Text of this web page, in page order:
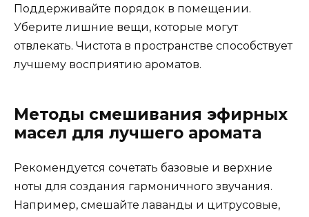
Поддерживайте порядок в помещении.
Уберите лишние вещи, которые могут
отвлекать. Чистота в пространстве способствует
лучшему восприятию ароматов.
Методы смешивания эфирных
масел для лучшего аромата
Рекомендуется сочетать базовые и верхние
ноты для создания гармоничного звучания.
Например, смешайте лаванды и цитрусовые,